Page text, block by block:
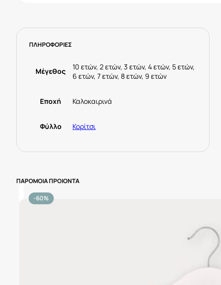
ποσότητα
ΠΛΗΡΟΦΟΡΙΕΣ
Μέγεθος
10 ετών, 2 ετών, 3 ετών, 4 ετών, 5 ετών,
6 ετών, 7 ετών, 8 ετών, 9 ετών
Εποχή Καλοκαιρινά
Φύλλο Κορίτσι
ΠΑΡΟΜΟΙΑ ΠΡΟΙΟΝΤΑ
-60%